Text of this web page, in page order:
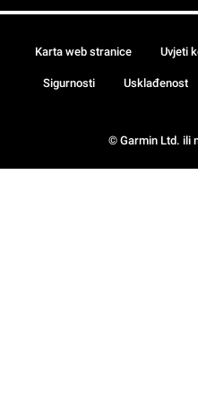
© Garmin Ltd. ili
Karta web stranice Uvjeti
Sigurnosti Usklađenost